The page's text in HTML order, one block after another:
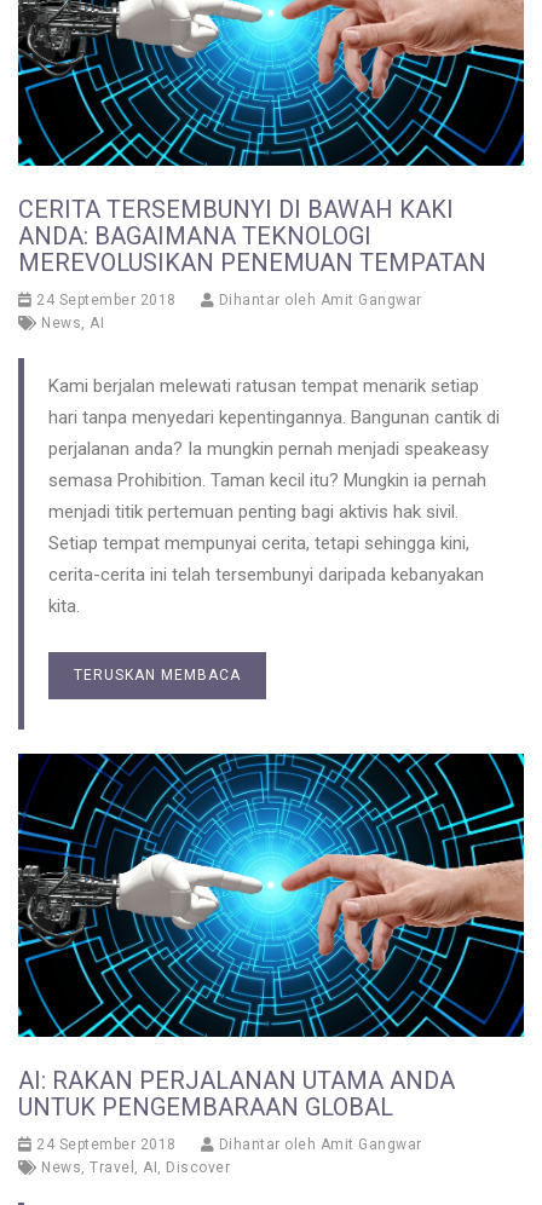
CERITA TERSEMBUNYI DI BAWAH KAKI
ANDA: BAGAIMANA TEKNOLOGI
MEREVOLUSIKAN PENEMUAN TEMPATAN
24 September 2018 Dihantar oleh Amit Gangwar
News
AI
Kami berjalan melewati ratusan tempat menarik setiap
hari tanpa menyedari kepentingannya. Bangunan cantik di
perjalanan anda? Ia mungkin pernah menjadi speakeasy
semasa Prohibition. Taman kecil itu? Mungkin ia pernah
menjadi titik pertemuan penting bagi aktivis hak sivil.
Setiap tempat mempunyai cerita, tetapi sehingga kini,
cerita-cerita ini telah tersembunyi daripada kebanyakan
kita.
TERUSKAN MEMBACA
AI: RAKAN PERJALANAN UTAMA ANDA
UNTUK PENGEMBARAAN GLOBAL
24 September 2018 Dihantar oleh Amit Gangwar
News, Travel , AI , Discover